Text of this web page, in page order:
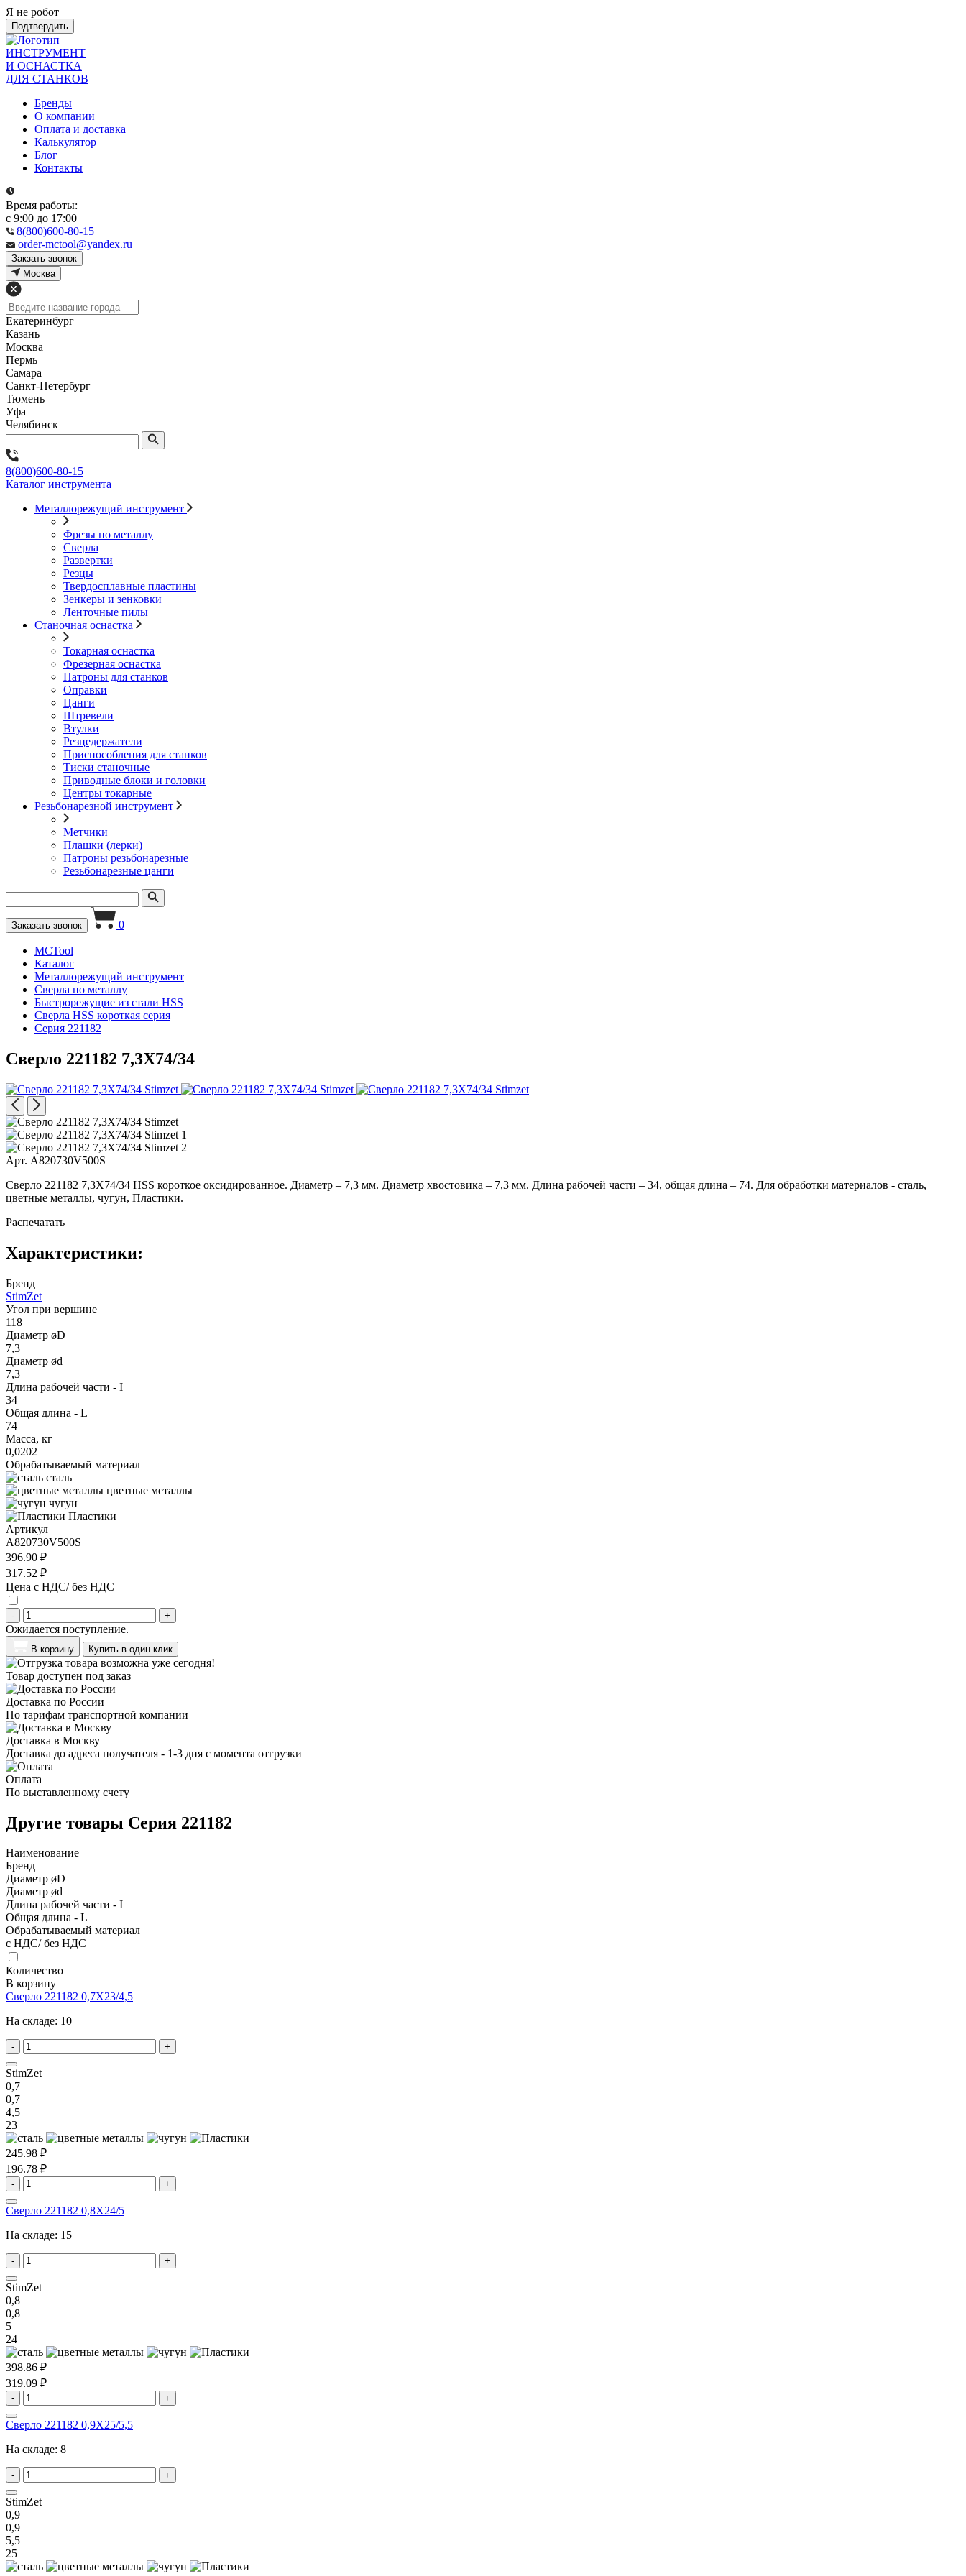
Я не робот
Подтвердить
ИНСТРУМЕНТ
И ОСНАСТКА
ДЛЯ СТАНКОВ
Бренды
О компании
Оплата и доставка
Калькулятор
Блог
Контакты
Время работы:
с 9:00 до 17:00
8(800)600-80-15
order-mctool@yandex.ru
Закзать звонок
Москва
Екатеринбург
Казань
Москва
Пермь
Самара
Санкт-Петербург
Тюмень
Уфа
Челябинск
8(800)600-80-15
Каталог инструмента
Металлорежущий инструмент
Фрезы по металлу
Сверла
Развертки
Резцы
Твердосплавные пластины
Зенкеры и зенковки
Ленточные пилы
Станочная оснастка
Токарная оснастка
Фрезерная оснастка
Патроны для станков
Оправки
Цанги
Штревели
Втулки
Резцедержатели
Приспособления для станков
Тиски станочные
Приводные блоки и головки
Центры токарные
Резьбонарезной инструмент
Метчики
Плашки (лерки)
Патроны резьбонарезные
Резьбонарезные цанги
Заказать звонок 0
MCTool
Каталог
Металлорежущий инструмент
Сверла по металлу
Быстрорежущие из стали HSS
Сверла HSS короткая серия
Серия 221182
Сверло 221182 7,3X74/34
Арт. A820730V500S
Сверло 221182 7,3X74/34 HSS короткое оксидированное. Диаметр – 7,3 мм. Диаметр хвостовика – 7,3 мм. Длина рабочей части – 34, общая длина – 74. Для обработки материалов - сталь,
цветные металлы, чугун, Пластики.
Распечатать
Характеристики:
Бренд
StimZet
Угол при вершине
118
Диаметр øD
7,3
Диаметр ød
7,3
Длина рабочей части - I
34
Общая длина - L
74
Масса, кг
0,0202
Обрабатываемый материал
сталь
цветные металлы
чугун
Пластики
Артикул
A820730V500S
396.90 ₽
317.52 ₽
Цена с НДС/ без НДС
- +
Ожидается поступление.
В корзину Купить в один клик
Товар доступен под заказ
Доставка по России
По тарифам транспортной компании
Доставка в Москву
Доставка до адреса получателя - 1-3 дня с момента отгрузки
Оплата
По выставленному счету
Другие товары Серия 221182
Наименование
Бренд
Диаметр øD
Диаметр ød
Длина рабочей части - I
Общая длина - L
Обрабатываемый материал
с НДС/ без НДС
Количество
В корзину
Сверло 221182 0,7X23/4,5
На складе: 10
- +
StimZet
0,7
0,7
4,5
23
245.98 ₽
196.78 ₽
- +
Сверло 221182 0,8X24/5
На складе: 15
- +
StimZet
0,8
0,8
5
24
398.86 ₽
319.09 ₽
- +
Сверло 221182 0,9X25/5,5
На складе: 8
- +
StimZet
0,9
0,9
5,5
25